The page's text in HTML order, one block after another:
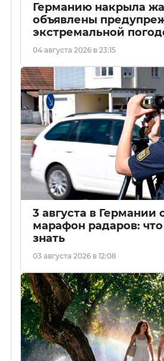
Германию накрыла
объявлены
экстремальной
04 августа 2026 в 23:15
3 августа в Германии
марафон радаров:
знать
03 августа 2026 в 12:08